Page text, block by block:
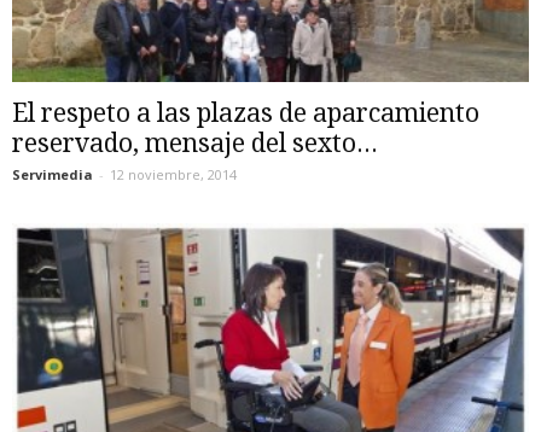
El respeto a las plazas de aparcamiento
reservado, mensaje del sexto...
Servimedia - 12 noviembre, 2014